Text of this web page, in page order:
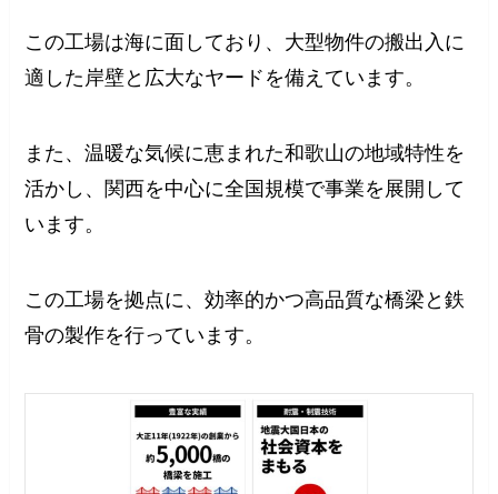
この工場は海に面しており、大型物件の搬出入に
適した岸壁と広大なヤードを備えています。
また、温暖な気候に恵まれた和歌山の地域特性を
活かし、関西を中心に全国規模で事業を展開して
います。
この工場を拠点に、効率的かつ高品質な橋梁と鉄
骨の製作を行っています。